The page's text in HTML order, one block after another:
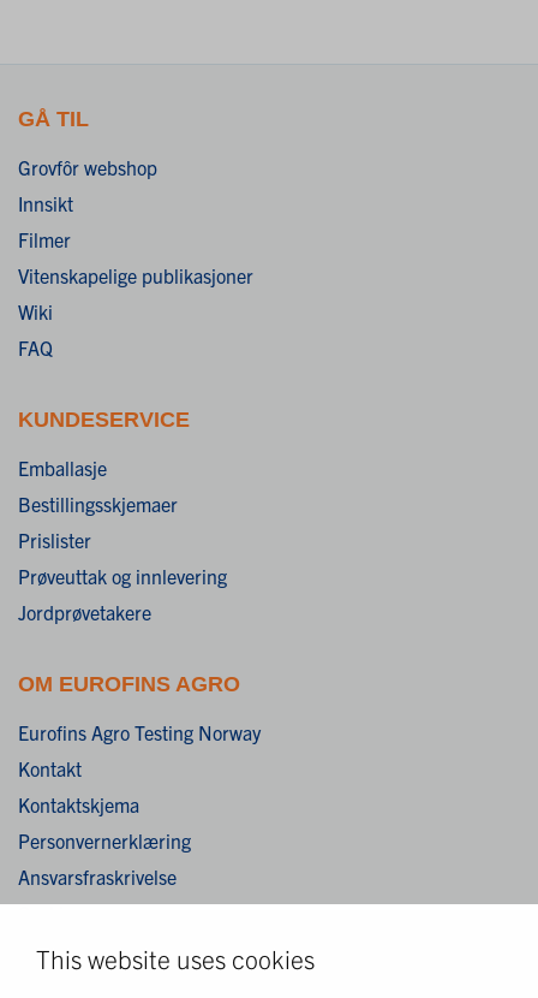
This website uses cookies
GÅ TIL
Grovfôr webshop
Innsikt
Filmer
Vitenskapelige publikasjoner
Wiki
FAQ
KUNDESERVICE
Emballasje
Bestillingsskjemaer
Prislister
Prøveuttak og innlevering
Jordprøvetakere
OM EUROFINS AGRO
Eurofins Agro Testing Norway
Kontakt
Kontaktskjema
Personvernerklæring
Ansvarsfraskrivelse
Cookies